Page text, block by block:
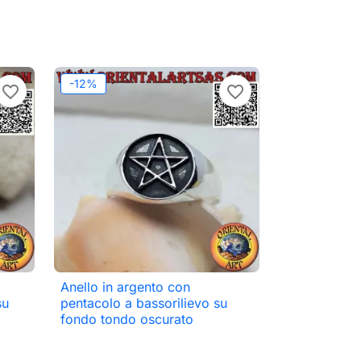
favorite_border -12% favorite_border
 Anteprima
Anello in argento con
pentacolo a bassorilievo su
fondo tondo oscurato